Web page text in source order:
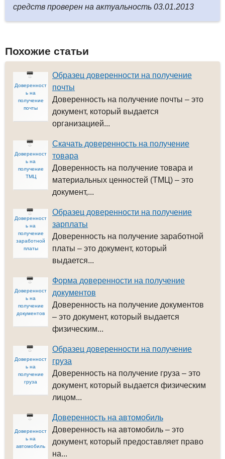
средств проверен на актуальность 03.01.2013
Похожие статьи
Доверенност
ь на
получение
почты
Образец доверенности на получение
почты
Доверенность на получение почты – это
документ, который выдается
организацией...
Доверенност
ь на
получение
ТМЦ
Скачать доверенность на получение
товара
Доверенность на получение товара и
материальных ценностей (ТМЦ) – это
документ,...
Доверенност
ь на
получение
заработной
платы
Образец доверенности на получение
зарплаты
Доверенность на получение заработной
платы – это документ, который
выдается...
Доверенност
ь на
получение
документов
Форма доверенности на получение
документов
Доверенность на получение документов
– это документ, который выдается
физическим...
Доверенност
ь на
получение
груза
Образец доверенности на получение
груза
Доверенность на получение груза – это
документ, который выдается физическим
лицом...
Доверенност
ь на
автомобиль
Доверенность на автомобиль
Доверенность на автомобиль – это
документ, который предоставляет право
на...